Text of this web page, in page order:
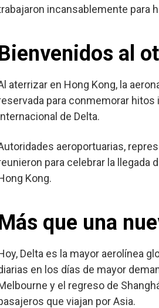
incansablemente para
al
aterrizar en Hong Kong, la
para conmemorar
de Delta.
aeroportuarias,
para celebrar la llegada
Kong.
que una
Delta es la mayor aerolínea
en los días de mayor
y el regreso de
que viajan por Asia.